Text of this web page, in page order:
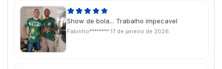
Show de bola... Trabalho impecavel
Fabinho******** 17 de janeiro de 2026